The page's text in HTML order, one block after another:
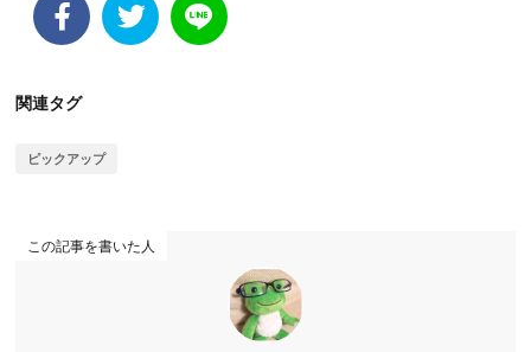
関連タグ
ピックアップ
この記事を書いた人